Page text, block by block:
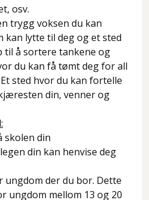
osv.
trygg voksen du kan
kan lytte til deg og et sted
til å sortere tankene og
du kan få tømt deg for all
sted hvor du kan fortelle
din, venner og
skolen din
din kan henvise deg
ungdom der du bor. Dette
ungdom mellom 13 og 20